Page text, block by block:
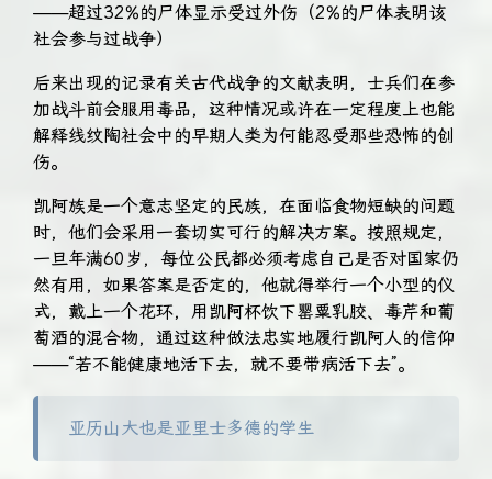
——超过32%的尸体显示受过外伤（2%的尸体表明该
社会参与过战争）
后来出现的记录有关古代战争的文献表明，士兵们在参
加战斗前会服用毒品，这种情况或许在一定程度上也能
解释线纹陶社会中的早期人类为何能忍受那些恐怖的创
伤。
凯阿族是一个意志坚定的民族，在面临食物短缺的问题
时，他们会采用一套切实可行的解决方案。按照规定，
一旦年满60岁，每位公民都必须考虑自己是否对国家仍
然有用，如果答案是否定的，他就得举行一个小型的仪
式，戴上一个花环，用凯阿杯饮下罂粟乳胶、毒芹和葡
萄酒的混合物，通过这种做法忠实地履行凯阿人的信仰
——“若不能健康地活下去，就不要带病活下去”。
亚历山大也是亚里士多德的学生